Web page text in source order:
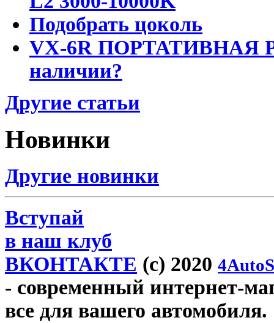
Подобрать цоколь
VX-6R ПОРТАТИВНАЯ
наличии?
Другие статьи
Новинки
Другие новинки
Вступай
в наш клуб
ВКОНТАКТЕ (c) 2020
- современный интернет-
все для вашего автомобиля.